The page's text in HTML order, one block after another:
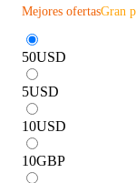
Mejores ofertasGran
50USD
5USD
10USD
10GBP